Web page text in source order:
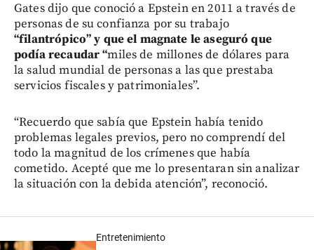
Gates dijo que conoció a Epstein en 2011 a través de
personas de su confianza por su trabajo
“filantrópico” y que el magnate le aseguró que
podía recaudar “miles de millones de dólares para
la salud mundial de personas a las que prestaba
servicios fiscales y patrimoniales”.
“Recuerdo que sabía que Epstein había tenido
problemas legales previos, pero no comprendí del
todo la magnitud de los crímenes que había
cometido. Acepté que me lo presentaran sin analizar
la situación con la debida atención”, reconoció.
Entretenimiento